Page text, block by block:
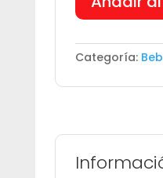
190ML
Categoría: